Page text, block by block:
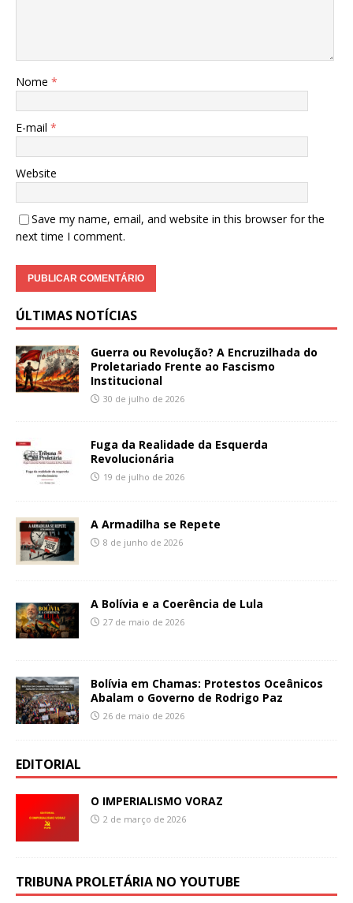
Nome *
E-mail *
Website
Save my name, email, and website in this browser for the
next time I comment.
ÚLTIMAS NOTÍCIAS
Guerra ou Revolução? A Encruzilhada do
Proletariado Frente ao Fascismo
Institucional
30 de julho de 2026
Fuga da Realidade da Esquerda
Revolucionária
19 de julho de 2026
A Armadilha se Repete
8 de junho de 2026
A Bolívia e a Coerência de Lula
27 de maio de 2026
Bolívia em Chamas: Protestos Oceânicos
Abalam o Governo de Rodrigo Paz
26 de maio de 2026
EDITORIAL
O IMPERIALISMO VORAZ
2 de março de 2026
TRIBUNA PROLETÁRIA NO YOUTUBE